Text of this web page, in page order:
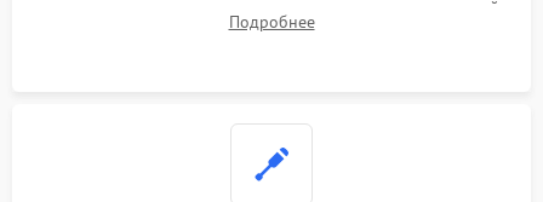
матрицы, замена неисправного накопителя на скоростной
SSD или установка новых модулей памяти.
Подробнее